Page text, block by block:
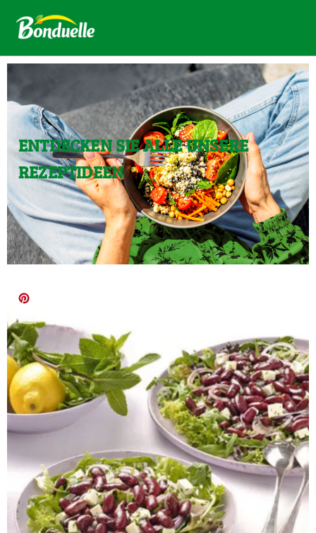
ENTDECKEN SIE ALLE UNSERE
REZEPTIDEEN